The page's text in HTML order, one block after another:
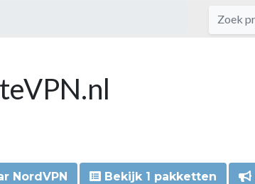
NordVPN Bekijk 1 pakketten